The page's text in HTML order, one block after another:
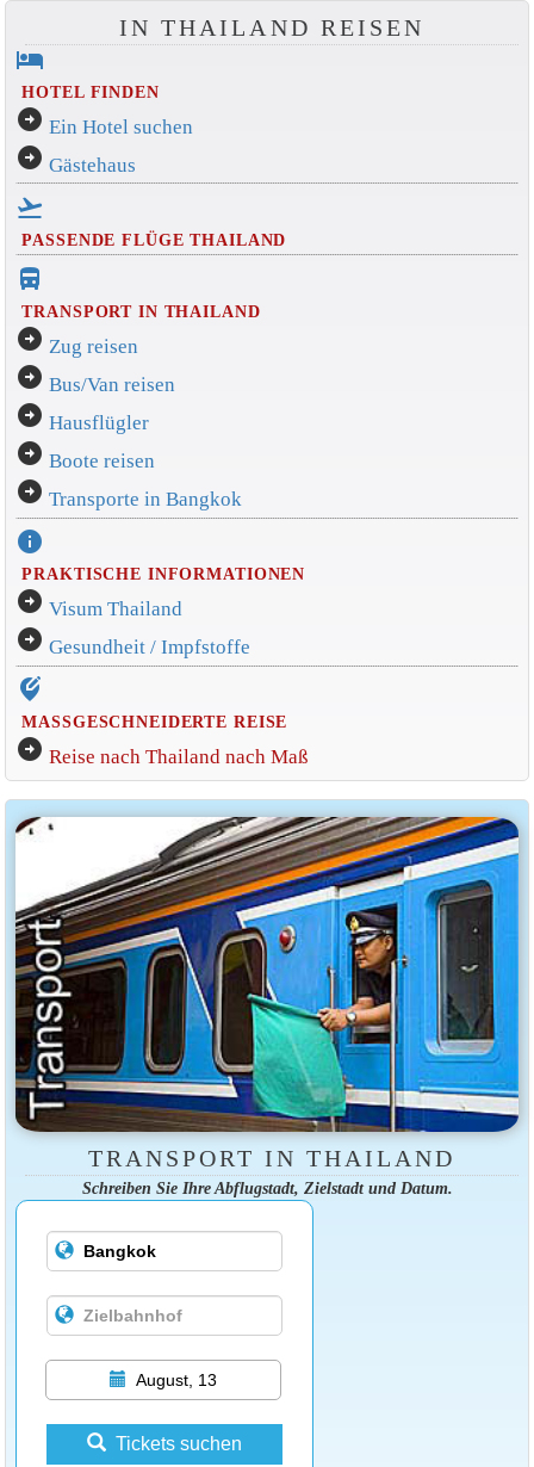
IN THAILAND REISEN
hotel
HOTEL FINDEN
arrow_circle_right Ein Hotel suchen
arrow_circle_right Gästehaus
flight_takeoff
PASSENDE FLÜGE THAILAND
directions_bus_filled
TRANSPORT IN THAILAND
arrow_circle_right Zug reisen
arrow_circle_right Bus/Van reisen
arrow_circle_right Hausflügler
arrow_circle_right Boote reisen
arrow_circle_right Transporte in Bangkok
info
PRAKTISCHE INFORMATIONEN
arrow_circle_right Visum Thailand
arrow_circle_right Gesundheit / Impfstoffe
edit_location_alt
MASSGESCHNEIDERTE REISE
arrow_circle_right Reise nach Thailand nach Maß
TRANSPORT IN THAILAND
Schreiben Sie Ihre Abflugstadt, Zielstadt und Datum.
August, 13
Tickets suchen